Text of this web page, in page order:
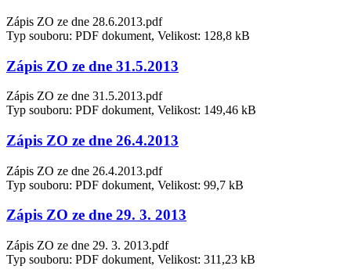
Zápis ZO ze dne 28.6.2013.pdf
Typ souboru: PDF dokument, Velikost: 128,8 kB
Zápis ZO ze dne 31.5.2013
Zápis ZO ze dne 31.5.2013.pdf
Typ souboru: PDF dokument, Velikost: 149,46 kB
Zápis ZO ze dne 26.4.2013
Zápis ZO ze dne 26.4.2013.pdf
Typ souboru: PDF dokument, Velikost: 99,7 kB
Zápis ZO ze dne 29. 3. 2013
Zápis ZO ze dne 29. 3. 2013.pdf
Typ souboru: PDF dokument, Velikost: 311,23 kB